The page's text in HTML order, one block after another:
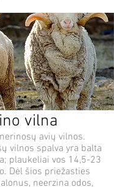
vilna
avių vilnos.
vilnos spalva yra balta
plaukeliai vos 14,5-23
Dėl šios priežasties
neerzina odos,